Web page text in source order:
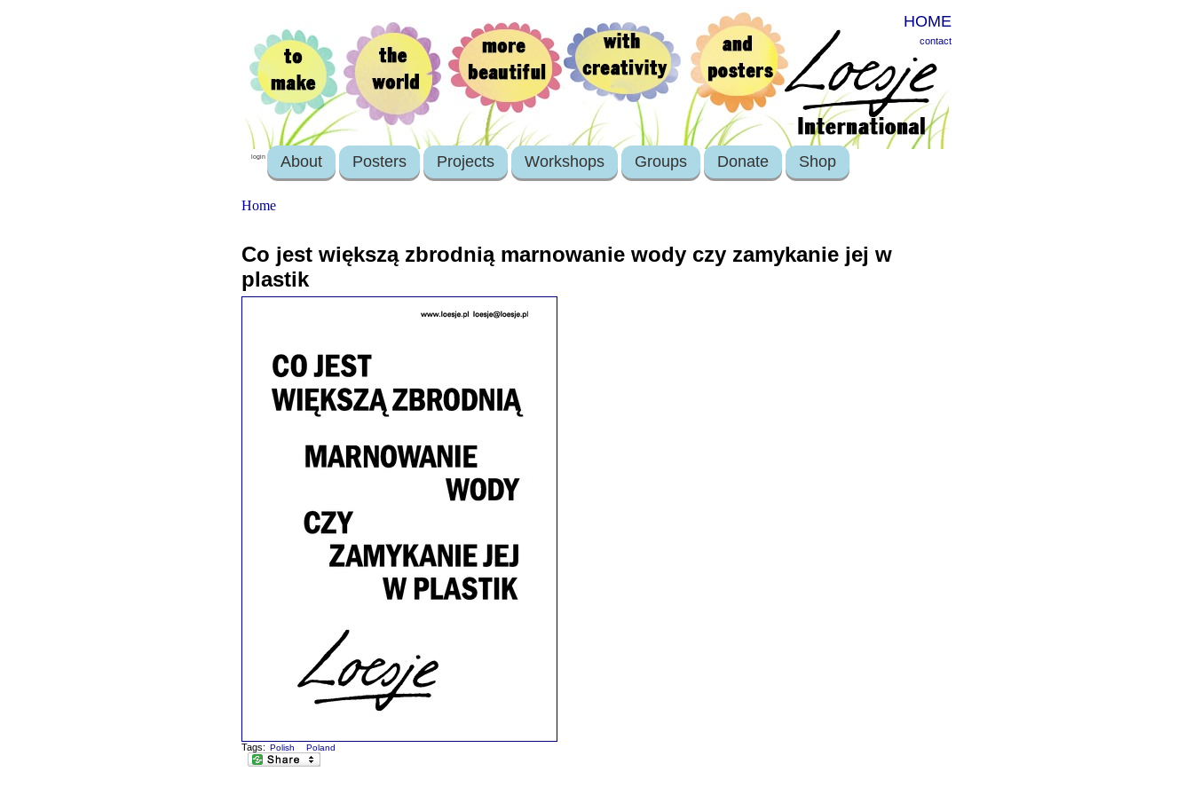
HOME
contact
login About Posters Projects Workshops Groups Donate Shop
Home
Co jest większą zbrodnią marnowanie wody czy zamykanie jej w
plastik
Tags: Polish Poland